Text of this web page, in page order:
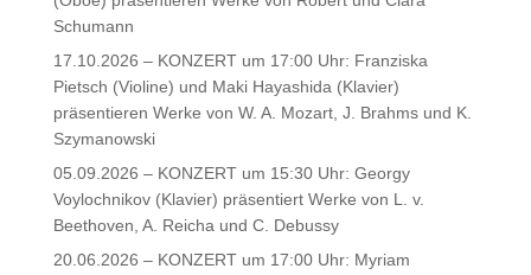
Schumann
17.10.2026 – KONZERT um 17:00 Uhr: Franziska
Pietsch (Violine) und Maki Hayashida (Klavier)
präsentieren Werke von W. A. Mozart, J. Brahms und K.
Szymanowski
05.09.2026 – KONZERT um 15:30 Uhr: Georgy
Voylochnikov (Klavier) präsentiert Werke von L. v.
Beethoven, A. Reicha und C. Debussy
20.06.2026 – KONZERT um 17:00 Uhr: Myriam